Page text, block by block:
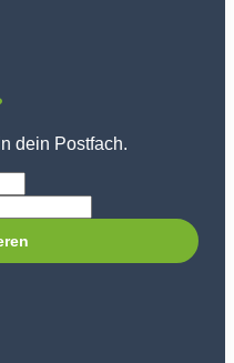
dein Postfach.